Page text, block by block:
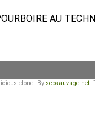
AU
clone. By sebsauvage.net.